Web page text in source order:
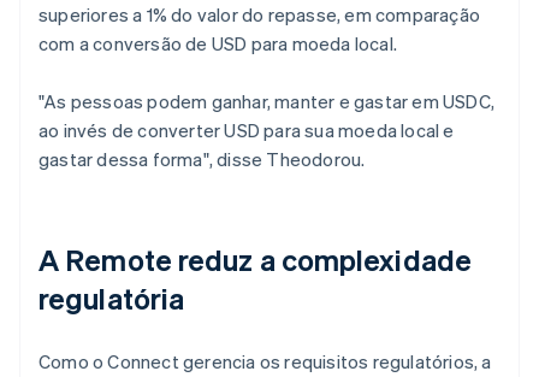
superiores a 1% do valor do repasse, em comparação
com a conversão de USD para moeda local.
"As pessoas podem ganhar, manter e gastar em USDC,
ao invés de converter USD para sua moeda local e
gastar dessa forma", disse Theodorou.
A Remote reduz a complexidade
regulatória
Como o Connect gerencia os requisitos regulatórios, a